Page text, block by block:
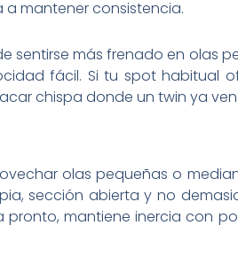
mantener consistencia.
sentirse más frenado en olas
fácil. Si tu spot habitual
chispa donde un twin ya
olas pequeñas o
sección abierta y no
pronto, mantiene inercia con